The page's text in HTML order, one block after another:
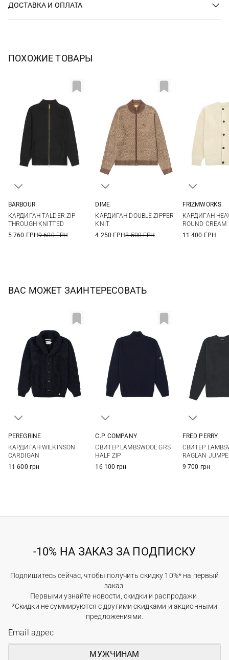
ДОСТАВКА И ОПЛАТА
ПОХОЖИЕ ТОВАРЫ
XXL
BARBOUR
КАРДИГАН TALDER ZIP
THROUGH KNITTED
5 760 ГРН9 600 ГРН
DIME
КАРДИГАН DOUBLE ZIPPER
KNIT
4 250 ГРН8 500 ГРН
FRIZMWORKS
КАРДИГАН
ROUND CREAM
11 400 ГРН
ВАС МОЖЕТ ЗАИНТЕРЕСОВАТЬ
XXL
PEREGRINE
КАРДИГАН WILKINSON
CARDIGAN
11 600 грн
XXL
C.P. COMPANY
СВИТЕР LAMBSWOOL GRS
HALF ZIP
16 100 грн
FRED PERRY
СВИТЕР
RAGLAN
9 700 грн
-10% НА ЗАКАЗ ЗА ПОДПИСКУ
Подпишитесь сейчас, чтобы получить скидку 10%* на первый
заказ.
Первыми узнайте новости, скидки и распродажи.
*Скидки не суммируются с другими скидками и акционными
предложениями.
МУЖЧИНАМ